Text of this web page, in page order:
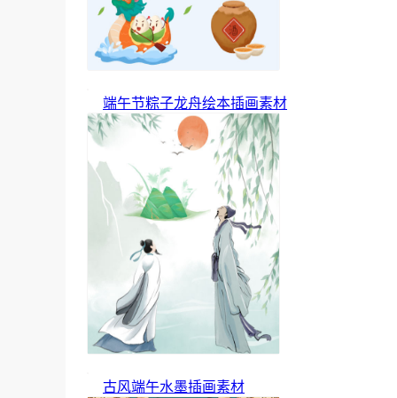
端午节粽子龙舟绘本插画素材
古风端午水墨插画素材